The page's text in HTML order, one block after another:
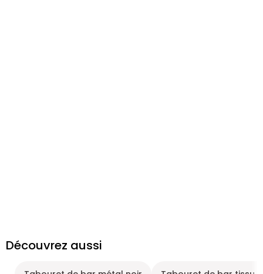
Découvrez aussi